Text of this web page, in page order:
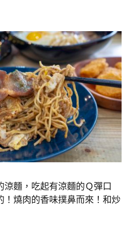
涼麵，吃起有涼麵的Ｑ彈口
！燒肉的香味撲鼻而來！和炒